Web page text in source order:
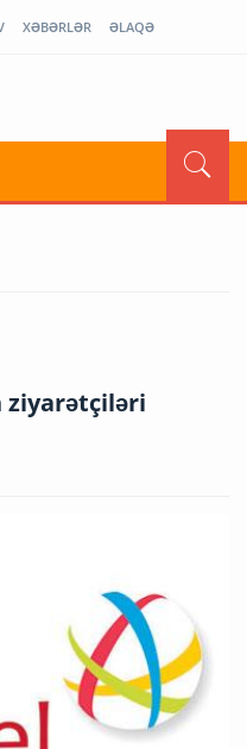
XƏBƏRLƏR ƏLAQƏ
ziyarətçiləri